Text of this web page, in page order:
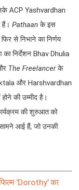
ACP Yashvardhan
Pathaanके इस
से निभाने का निर्णय
निर्देशन Bhav Dhulia
The Freelancerके
और Harshvardhan
की उम्मीद है।
की शुरुआत को
आई हैं, जो उनकी
'Dorothy' का